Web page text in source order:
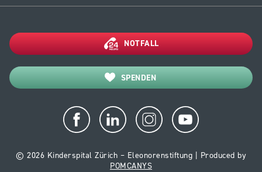
NOTFALL
SPENDEN
© 2026 Kinderspital Zürich – Eleonorenstiftung | Produced by
POMCANYS